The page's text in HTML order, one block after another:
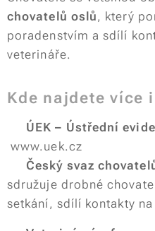
chovatelů oslů, který
poradenstvím a sdílí
veterináře.
Kde najdete více
ÚEK – Ústřední
www.uek.cz
Český svaz
sdružuje drobné
setkání, sdílí kontakty